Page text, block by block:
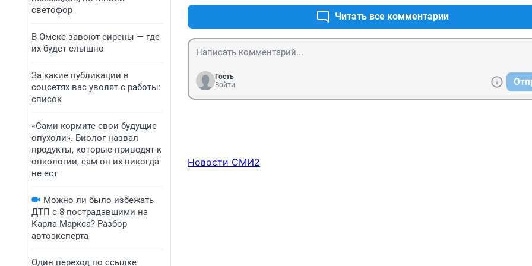
светофор
В Омске завоют сирены — где
их будет слышно
За какие публикации в
соцсетях вас уволят с работы:
список
«Сами кормите свои будущие
опухоли». Биолог назвал
продукты, которые приводят к
онкологии, сам он их никогда
не ест
Можно ли было избежать
ДТП с 8 пострадавшими на
Карла Маркса? Разбор
автоэксперта
Один переход по ссылке
Читать все комментарии
Гость
Войти
Новости СМИ2